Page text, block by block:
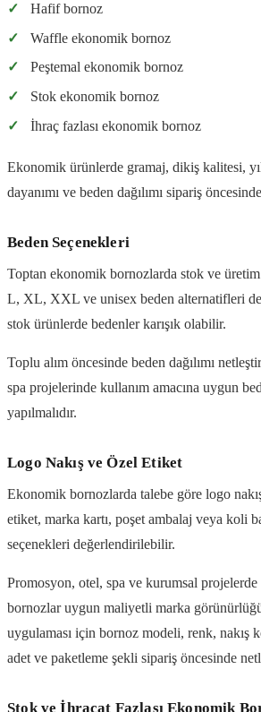
✓
Hafif bornoz
✓
Waffle ekonomik bornoz
✓
Peştemal ekonomik bornoz
✓
Stok ekonomik bornoz
✓
İhraç fazlası ekonomik bornoz
Ekonomik ürünlerde gramaj, dikiş kalitesi,
dayanımı ve beden dağılımı sipariş
Beden Seçenekleri
Toptan ekonomik bornozlarda stok ve
L, XL, XXL ve unisex beden alternatifleri
stok ürünlerde bedenler karışık olabilir.
Toplu alım öncesinde beden dağılımı
spa projelerinde kullanım amacına uygun
yapılmalıdır.
Logo Nakış ve Özel Etiket
Ekonomik bornozlarda talebe göre logo
etiket, marka kartı, poşet ambalaj veya koli
seçenekleri değerlendirilebilir.
Promosyon, otel, spa ve kurumsal projelerde
bornozlar uygun maliyetli marka
uygulaması için bornoz modeli, renk, nakış
adet ve paketleme şekli sipariş öncesinde
Stok ve İhracat Fazlası Ekonomik